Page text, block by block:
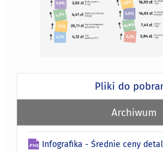
Pliki do
Archiwum
Infografika - Średnie ceny